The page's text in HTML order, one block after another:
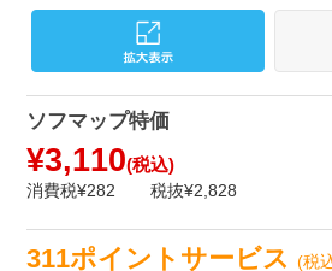
ソフマップ特価
¥3,110(税込)
消費税¥282 税抜¥2,828
311ポイントサービス(税